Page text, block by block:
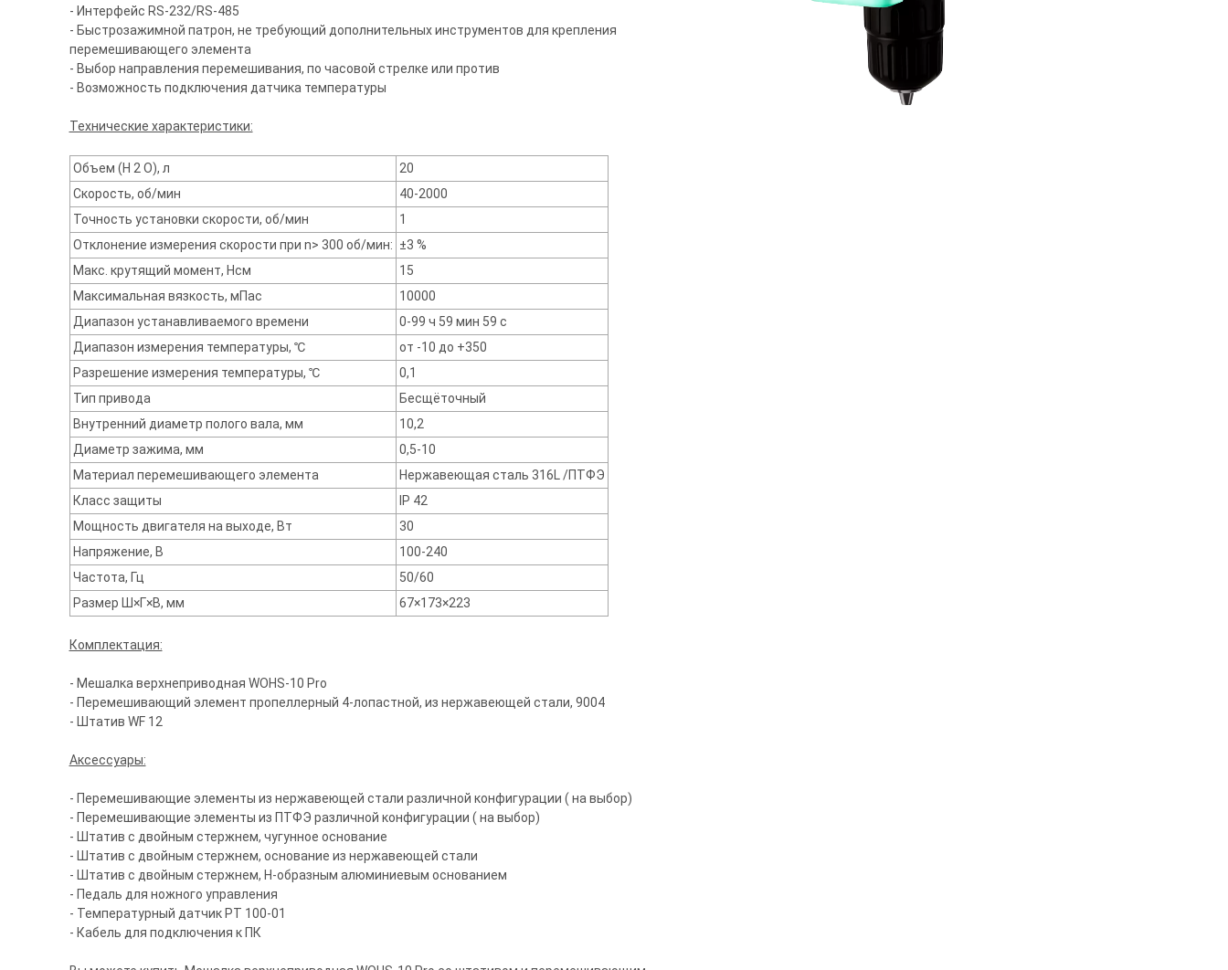
- Интерфейс RS-232/RS-485
- Быстрозажимной патрон, не требующий дополнительных инструментов для крепления
перемешивающего элемента
- Выбор направления перемешивания, по часовой стрелке или против
- Возможность подключения датчика температуры
Технические характеристики:
Объем (Н 2 О), л
20
Скорость, об/мин
40-2000
Точность установки скорости, об/мин
1
Отклонение измерения скорости при n> 300 об/мин: ±3 %
Макс. крутящий момент, Нсм
15
Максимальная вязкость, мПас
10000
Диапазон устанавливаемого времени
0-99 ч 59 мин 59 с
Диапазон измерения температуры, ℃
от -10 до +350
Разрешение измерения температуры, ℃
0,1
Тип привода
Бесщёточный
Внутренний диаметр полого вала, мм
10,2
Диаметр зажима, мм
0,5-10
Материал перемешивающего элемента
Нержавеющая сталь 316L /ПТФЭ
Класс защиты
IP 42
Мощность двигателя на выходе, Вт
30
Напряжение, В
100-240
Частота, Гц
50/60
Размер Ш×Г×В, мм
67×173×223
Комплектация:
- Мешалка верхнеприводная WOHS-10 Pro
- Перемешивающий элемент пропеллерный 4-лопастной, из нержавеющей стали, 9004
- Штатив WF 12
Аксессуары:
- Перемешивающие элементы из нержавеющей стали различной конфигурации ( на выбор)
- Перемешивающие элементы из ПТФЭ различной конфигурации ( на выбор)
- Штатив с двойным стержнем, чугунное основание
- Штатив с двойным стержнем, основание из нержавеющей стали
- Штатив с двойным стержнем, Н-образным алюминиевым основанием
- Педаль для ножного управления
- Температурный датчик PT 100-01
- Кабель для подключения к ПК